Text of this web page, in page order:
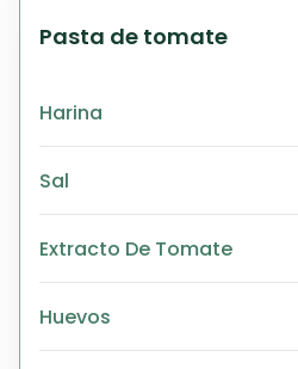
Pasta de tomate
Harina
Sal
Extracto De Tomate
Huevos